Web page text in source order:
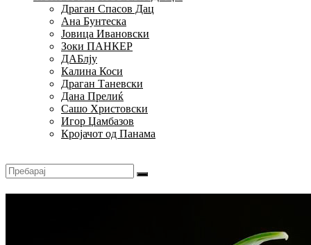
Драган Спасов Дац
Ана Бунтеска
Јовица Ивановски
Зоки ПАНКЕР
ДАБлју
Калина Коси
Драган Таневски
Дана Прелиќ
Сашо Христовски
Игор Џамбазов
Кројачот од Панама